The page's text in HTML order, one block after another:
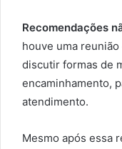
Recomendações
houve uma
discutir formas de
encaminhamento,
atendimento.
Mesmo após essa